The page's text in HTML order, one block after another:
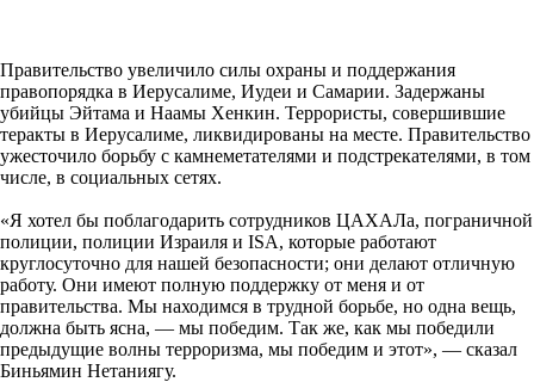
Правительство увеличило силы охраны и поддержания
правопорядка в Иерусалиме, Иудеи и Самарии. Задержаны
убийцы Эйтама и Наамы Хенкин. Террористы, совершившие
теракты в Иерусалиме, ликвидированы на месте. Правительство
ужесточило борьбу с камнеметателями и подстрекателями, в том
числе, в социальных сетях.
«Я хотел бы поблагодарить сотрудников ЦАХАЛа, пограничной
полиции, полиции Израиля и ISA, которые работают
круглосуточно для нашей безопасности; они делают отличную
работу. Они имеют полную поддержку от меня и от
правительства. Мы находимся в трудной борьбе, но одна вещь,
должна быть ясна, — мы победим. Так же, как мы победили
предыдущие волны терроризма, мы победим и этот», — сказал
Биньямин Нетаниягу.